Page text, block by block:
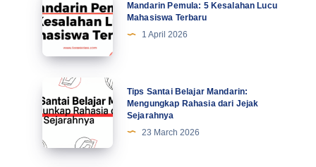
Motivasi
di
Abad
Ke-
Pemula:
5
Kesalahan
Lucu
Mahasiswa
Terbaru
Mandarin Pemula: 5 Kesalahan Lucu
Mahasiswa Terbaru
1 April 2026
Tips
Santai
Belajar
Mandarin:
Mengungkap
Tips Santai Belajar Mandarin:
Mengungkap Rahasia dari Jejak
Sejarahnya
23 March 2026